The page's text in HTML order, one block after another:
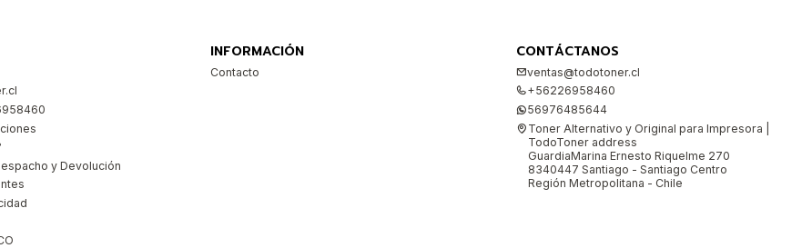
y Devolución
INFORMACIÓN
Contacto
CONTÁCTANOS
ventas@todotoner.cl
+56226958460
56976485644
Toner Alternativo y Original para Impresora |
TodoToner address
GuardiaMarina Ernesto Riquelme 270
8340447 Santiago - Santiago Centro
Región Metropolitana - Chile